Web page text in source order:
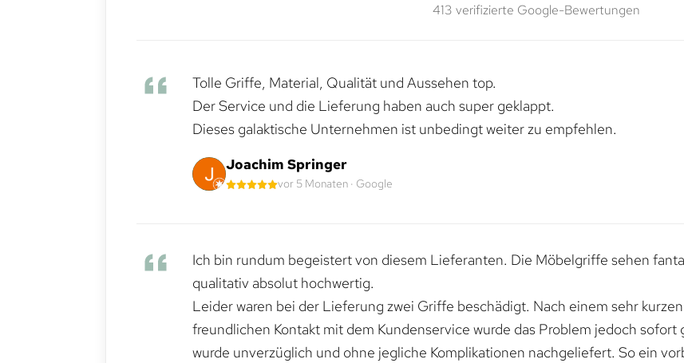
413 verifizierte Google-Bewertungen
Tolle Griffe, Material, Qualität und Aussehen top.
Der Service und die Lieferung haben auch super geklappt.
Dieses galaktische Unternehmen ist unbedingt weiter zu empfehlen.
Joachim Springer
vor 5 Monaten · Google
Ich bin rundum begeistert von diesem Lieferanten. Die Möbelgriffe sehen
qualitativ absolut hochwertig.
Leider waren bei der Lieferung zwei Griffe beschädigt. Nach einem sehr
freundlichen Kontakt mit dem Kundenservice wurde das Problem jedoch sofort
wurde unverzüglich und ohne jegliche Komplikationen nachgeliefert. So ein